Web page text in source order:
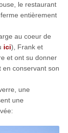
le restaurant
entièrement
au coeur de
ici), Frank et
et ont su donner
en conservant son
une
une